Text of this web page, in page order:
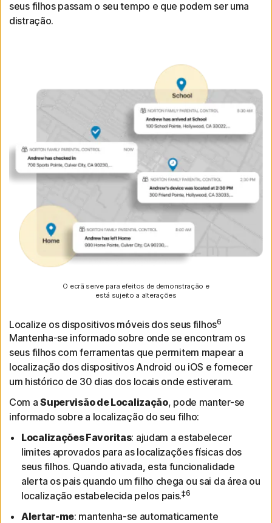
seus filhos passam o seu tempo e que podem ser uma
distração.
O ecrã serve para efeitos de demonstração e
está sujeito a alterações
Localize os dispositivos móveis dos seus filhos6
Mantenha-se informado sobre onde se encontram os
seus filhos com ferramentas que permitem mapear a
localização dos dispositivos Android ou iOS e fornecer
um histórico de 30 dias dos locais onde estiveram.
Com aSupervisão de Localização, pode manter-se
informado sobre a localização do seu filho:
Localizações Favoritas: ajudam a estabelecer
limites aprovados para as localizações físicas dos
seus filhos. Quando ativada, esta funcionalidade
alerta os pais quando um filho chega ou sai da área ou
localização estabelecida pelos pais.‡6
Alertar-me: mantenha-se automaticamente